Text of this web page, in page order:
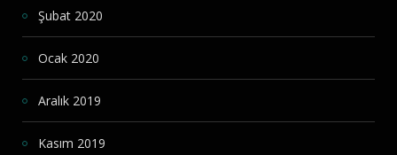
Şubat 2020
Ocak 2020
Aralık 2019
Kasım 2019